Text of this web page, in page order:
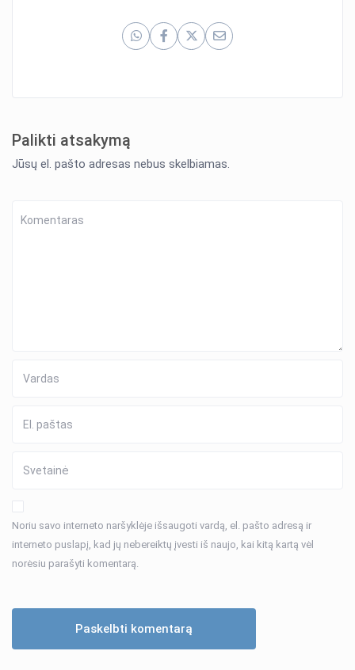
Palikti atsakymą
Jūsų el. pašto adresas nebus skelbiamas.
Noriu savo interneto naršyklėje išsaugoti vardą, el. pašto adresą ir
interneto puslapį, kad jų nebereiktų įvesti iš naujo, kai kitą kartą vėl
norėsiu parašyti komentarą.